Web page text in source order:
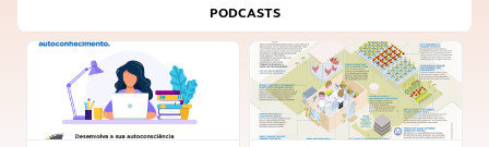
PODCASTS